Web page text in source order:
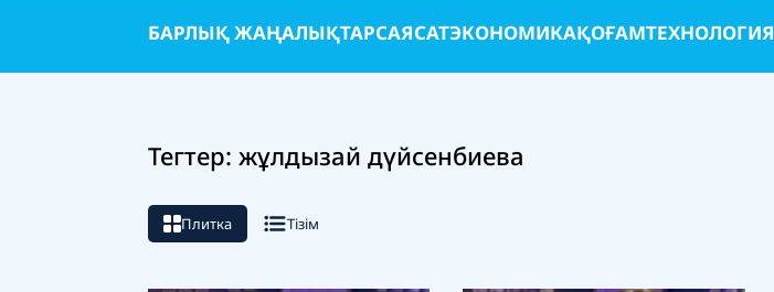
БАРЛЫҚ ЖАҢАЛЫҚТАРСАЯСАТЭКОНОМИКАҚОҒАМТЕХНОЛОГИЯ
Тегтер: жұлдызай дүйсенбиева
Плитка Тізім